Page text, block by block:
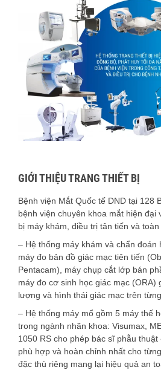
GIỚI THIỆU TRANG THIẾT BỊ
Bệnh viện Mắt Quốc tế DND tại 128
bệnh viện chuyên khoa mắt hiện đại
bị máy khám, điều trị tân tiến và toàn
– Hệ thống máy khám và chẩn đoán
máy đo bản đồ giác mạc tiên tiến
Pentacam), máy chụp cắt lớp bán
máy đo cơ sinh học giác mạc (ORA)
lượng và hình thái giác mạc trên
– Hệ thống máy mổ gồm 5 máy thế
trong ngành nhãn khoa: Visumax,
1050 RS cho phép bác sĩ phẫu
phù hợp và hoàn chỉnh nhất cho
đặc thù riêng mang lại hiệu quả an